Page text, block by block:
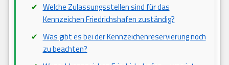
Welche Zulassungsstellen sind für das
Kennzeichen Friedrichshafen zuständig?
Was gibt es bei der Kennzeichenreservierung noch
zu beachten?